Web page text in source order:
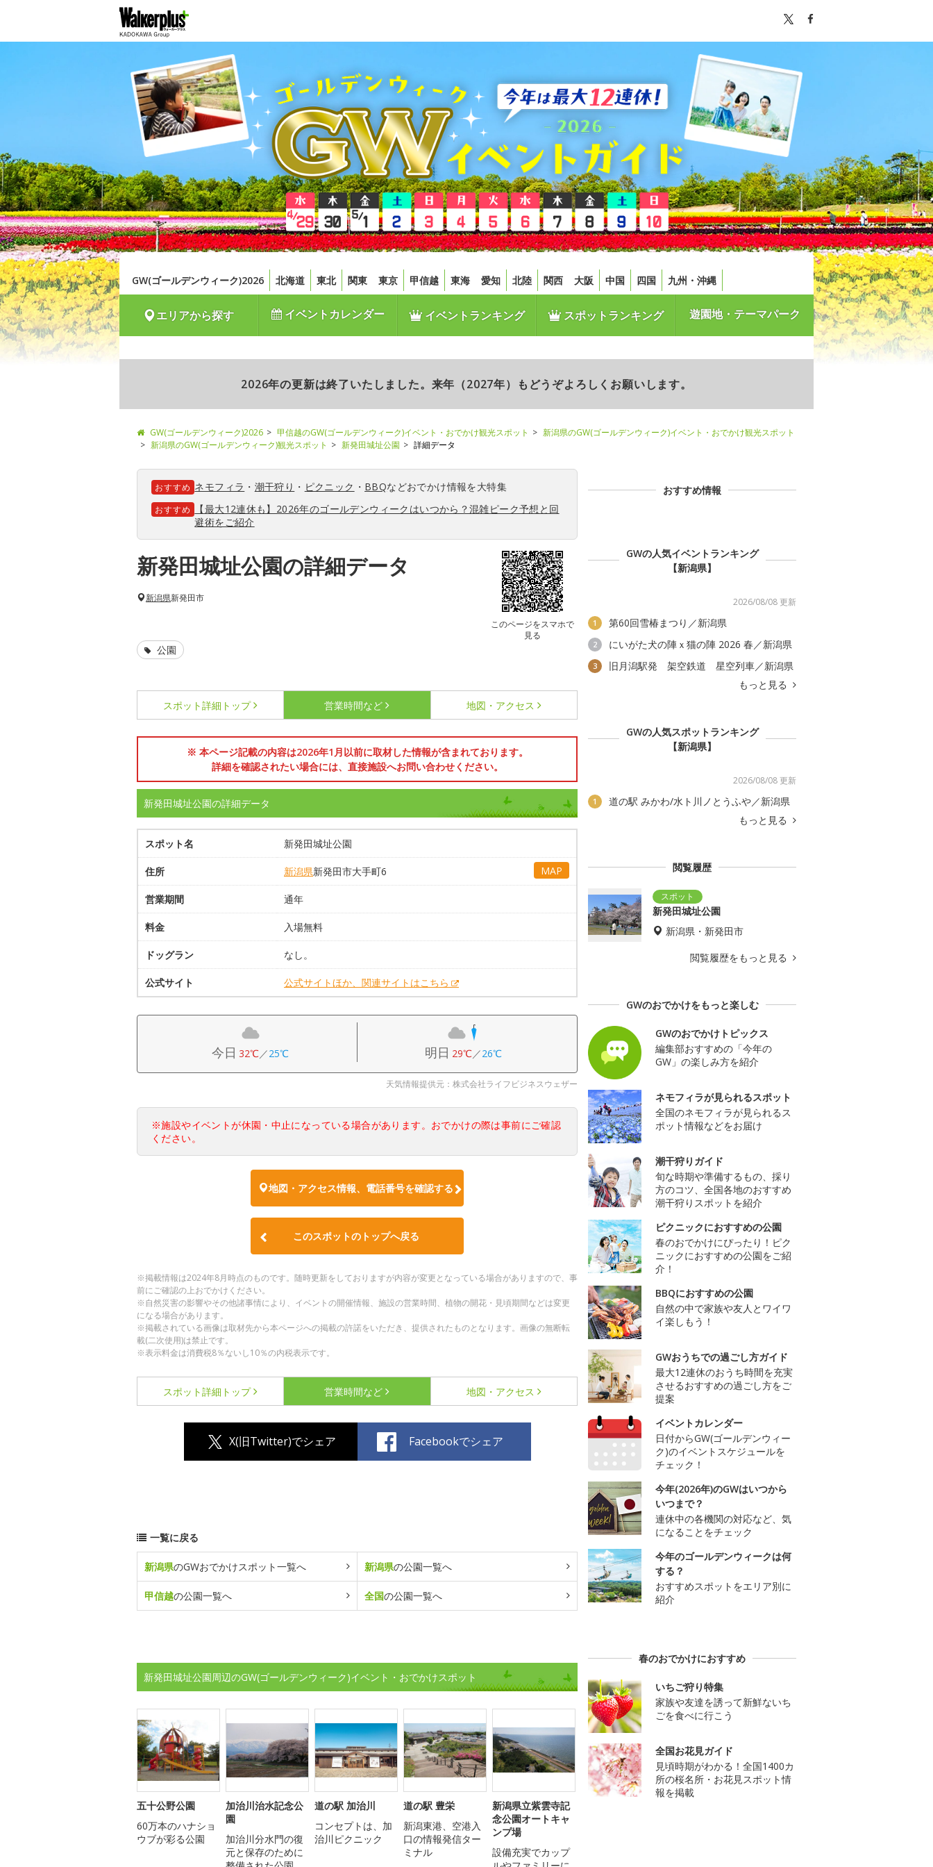
GW(ゴールデンウィーク)2026 北海道 東北 関東 東京 甲信越 東海 愛知 北陸 関西 大阪 中国 四国 九州・沖縄
エリアから探す イベントカレンダー イベントランキング スポットランキング 遊園地・テーマパーク
2026年の更新は終了いたしました。来年（2027年）もどうぞよろしくお願いします。
GW(ゴールデンウィーク)2026 甲信越のGW(ゴールデンウィーク)イベント・おでかけ観光スポット
新潟県のGW(ゴールデンウィーク)イベント・おでかけ観光スポット
新潟県のGW(ゴールデンウィーク)観光スポット
新発田城址公園 詳細データ
おすすめ ネモフィラ ・ 潮干狩り ・ ピクニック ・ BBQなどおでかけ情報を大特集
おすすめ
【最大12連休も】2026年のゴールデンウィークはいつから？混雑ピーク予想と回
避術をご紹介
新発田城址公園の詳細データ
このページをスマホで
見る
新潟県新発田市
公園
スポット詳細 トップ 営業時間など 地図・アクセス
※ 本ページ記載の内容は2026年1月以前に取材した情報が含まれております。
詳細を確認されたい場合には、直接施設へお問い合わせください。
新発田城址公園の詳細データ
スポット名 新発田城址公園
住所 新潟県新発田市大手町6 MAP
営業期間 通年
料金 入場無料
ドッグラン なし。
公式サイト 公式サイトほか、関連サイトはこちら
今日 32℃／25℃ 明日 29℃／26℃
天気情報提供元：株式会社ライフビジネスウェザー
※施設やイベントが休園・中止になっている場合があります。おでかけの際は事前にご確認
ください。
地図・アクセス情報、電話番号を確認する
このスポットのトップへ戻る
※掲載情報は2024年8月時点のものです。随時更新をしておりますが内容が変更となっている場合がありますので、事
前にご確認の上おでかけください。
※自然災害の影響やその他諸事情により、イベントの開催情報、施設の営業時間、植物の開花・見頃期間などは変更
になる場合があります。
※掲載されている画像は取材先から本ページへの掲載の許諾をいただき、提供されたものとなります。画像の無断転
載(二次使用)は禁止です。
※表示料金は消費税8％ないし10％の内税表示です。
スポット詳細 トップ 営業時間など 地図・アクセス
X(旧Twitter)でシェア Facebookでシェア
一覧に戻る
新潟県のGWおでかけスポット一覧へ 新潟県の公園一覧へ
甲信越の公園一覧へ 全国の公園一覧へ
新発田城址公園周辺のGW(ゴールデンウィーク)イベント・おでかけスポット
五十公野公園
60万本のハナショ
ウブが彩る公園
加治川治水記念公
園
加治川分水門の復
元と保存のために
道の駅 加治川
コンセプトは、加
治川ピクニック
道の駅 豊栄
新潟東港、空港入
口の情報発信ター
ミナル
新潟県立紫雲寺記
念公園オートキャ
ンプ場
設備充実でカップ
おすすめ情報
GWの人気イベントランキング
【新潟県】
2026/08/08 更新
1 第60回雪椿まつり／新潟県
2 にいがた犬の陣ｘ猫の陣 2026 春／新潟県
3
旧月潟駅発 架空鉄道 星空列車／新潟県
もっと見る
GWの人気スポットランキング
【新潟県】
2026/08/08 更新
1
道の駅 みかわ/水ト川ノとうふや／新潟県
もっと見る
閲覧履歴
新発田城址公園
新潟県・新発田市
閲覧履歴をもっと見る
GWのおでかけをもっと楽しむ
GWのおでかけトピックス
編集部おすすめの「今年の
GW」の楽しみ方を紹介
ネモフィラが見られるスポット
全国のネモフィラが見られるス
ポット情報などをお届け
潮干狩りガイド
旬な時期や準備するもの、採り
方のコツ、全国各地のおすすめ
潮干狩りスポットを紹介
ピクニックにおすすめの公園
春のおでかけにぴったり！ピク
ニックにおすすめの公園をご紹
介！
BBQにおすすめの公園
自然の中で家族や友人とワイワ
イ楽しもう！
GWおうちでの過ごし方ガイド
最大12連休のおうち時間を充実
させるおすすめの過ごし方をご
提案
イベントカレンダー
日付からGW(ゴールデンウィー
ク)のイベントスケジュールを
チェック！
今年(2026年)のGWはいつから
いつまで？
連休中の各機関の対応など、気
になることをチェック
今年のゴールデンウィークは何
する？
おすすめスポットをエリア別に
紹介
春のおでかけにおすすめ
いちご狩り特集
家族や友達を誘って新鮮ないち
ごを食べに行こう
全国お花見ガイド
見頃時期がわかる！全国1400カ
所の桜名所・お花見スポット情
報を掲載